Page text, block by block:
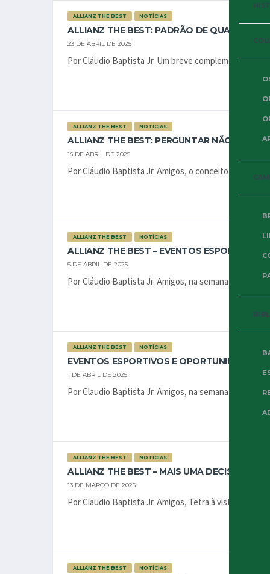
ALLIANZ THE BEST NOTÍCIAS
ALLIANZ THE BEST: PADRÃO DE QUALIDADE II
23 DE ABRIL DE 2025
Por Cláudio Baptista Jr. Um breve complemento à
ALLIANZ THE BEST NOTÍCIAS
ALLIANZ THE BEST: PERGUNTAR NÃO
15 DE ABRIL DE 2025
Por Cláudio Baptista Jr. Amigos, o conceito dessa
ALLIANZ THE BEST NOTÍCIAS
ALLIANZ THE BEST – EVENTOS ESPORTIVOS
5 DE ABRIL DE 2025
Por Cláudio Baptista Jr. Amigos, na semana passada
ALLIANZ THE BEST NOTÍCIAS
EVENTOS ESPORTIVOS E OPORTUNIDADES
1 DE ABRIL DE 2025
Por Claudio Baptista Jr. Amigos, na semana que
ALLIANZ THE BEST NOTÍCIAS
ALLIANZ THE BEST – MAIS UMA DECISÃO
13 DE MARÇO DE 2025
Por Claudio Baptista Jr. Amigos, Tetra à vista! Nosso
ALLIANZ THE BEST NOTÍCIAS